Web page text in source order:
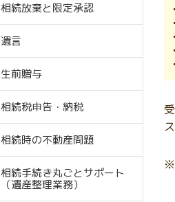
※
相続放棄と限定承認
遺言
生前贈与
相続税申告・納税
相続時の不動産問題
相続手続き丸ごとサポート
（遺産整理業務）